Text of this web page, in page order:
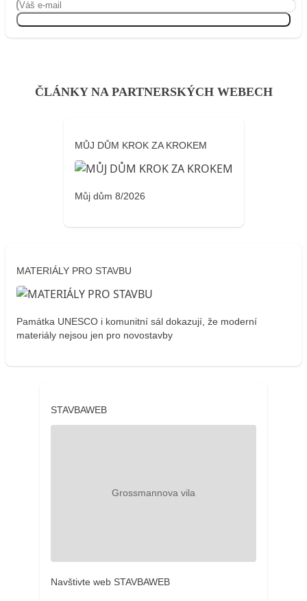
ČLÁNKY NA PARTNERSKÝCH WEBECH
MŮJ DŮM KROK ZA KROKEM
Můj dům 8/2026
MATERIÁLY PRO STAVBU
Památka UNESCO i komunitní sál dokazují, že moderní
materiály nejsou jen pro novostavby
STAVBAWEB
Navštivte web STAVBAWEB